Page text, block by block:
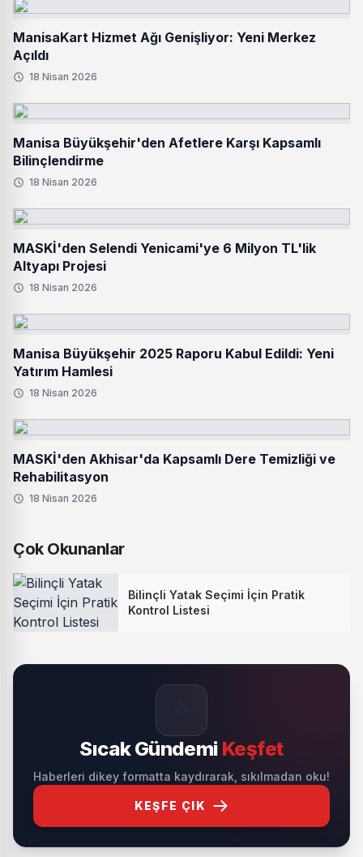
ManisaKart Hizmet Ağı Genişliyor: Yeni Merkez
Açıldı
18 Nisan 2026
Manisa Büyükşehir'den Afetlere Karşı Kapsamlı
Bilinçlendirme
18 Nisan 2026
MASKİ'den Selendi Yenicami'ye 6 Milyon TL'lik
Altyapı Projesi
18 Nisan 2026
Manisa Büyükşehir 2025 Raporu Kabul Edildi: Yeni
Yatırım Hamlesi
18 Nisan 2026
MASKİ'den Akhisar'da Kapsamlı Dere Temizliği ve
Rehabilitasyon
18 Nisan 2026
Çok Okunanlar
Bilinçli Yatak Seçimi İçin Pratik
Kontrol Listesi
Sıcak Gündemi Keşfet
Haberleri dikey formatta kaydırarak, sıkılmadan oku!
KEŞFE ÇIK